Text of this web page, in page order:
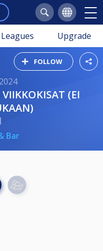
Leagues Upgrade
FOLLOW
Bar